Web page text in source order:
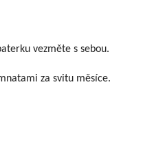
vezměte s sebou.
za svitu měsíce.